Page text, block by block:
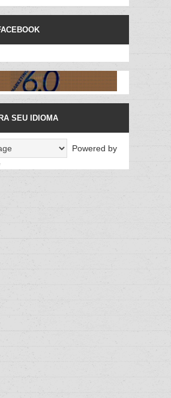
SEU IDIOMA
Powered by